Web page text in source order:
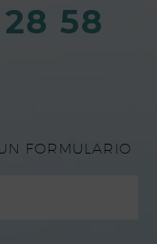
58
FORMULARIO